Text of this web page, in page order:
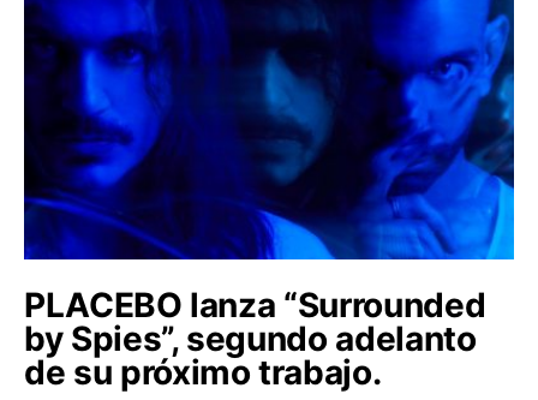
PLACEBO lanza “Surrounded
by Spies”, segundo adelanto
de su próximo trabajo.